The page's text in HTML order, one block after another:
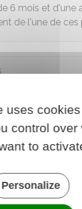
6 mois et d'une
de l'une de ces
sociale :
uses
control over
to
Personalize